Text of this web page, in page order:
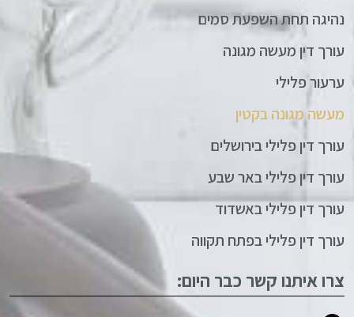
נהיגה תחת השפעת סמים
עורך דין מעשה מגונה
ערעור פלילי
מעשה מגונה בקטין
עורך דין פלילי בירושלים
עורך דין פלילי באר שבע
עורך דין פלילי באשדוד
עורך דין פלילי בפתח תקווה
צרו איתנו קשר כבר היום: